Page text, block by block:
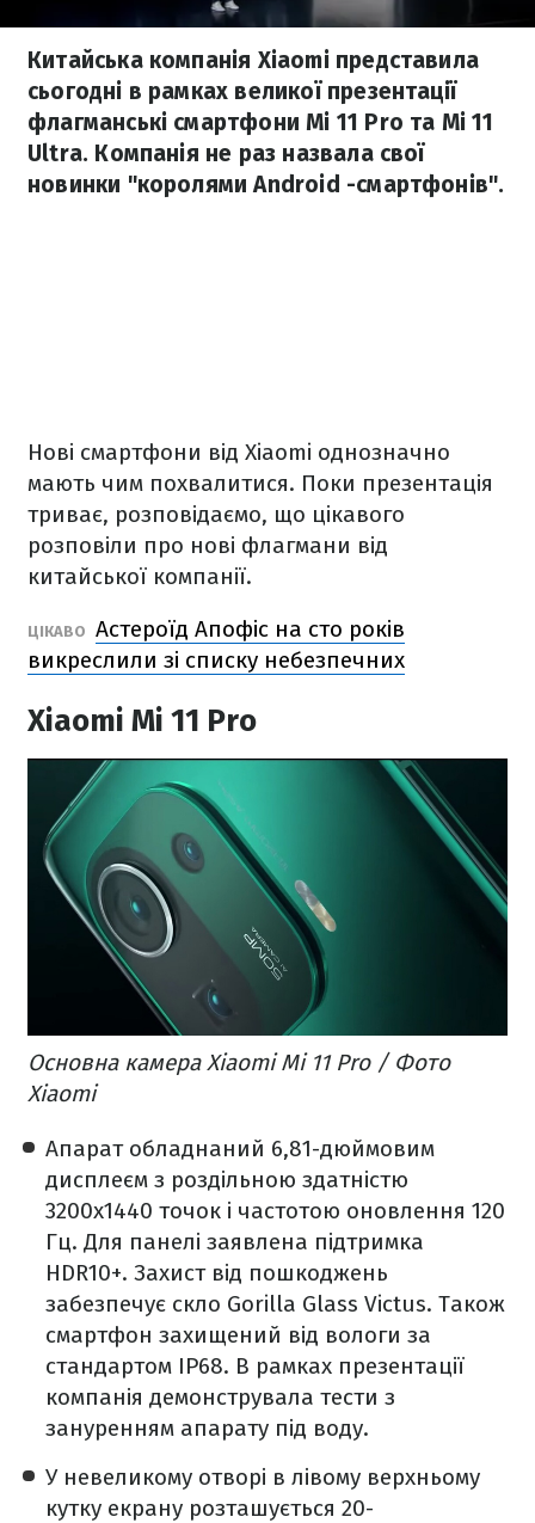
Китайська компанія Xiaomi представила
сьогодні в рамках великої презентації
флагманські смартфони Mi 11 Pro та Mi 11
Ultra. Компанія не раз назвала свої
новинки "королями Android -смартфонів".
Нові смартфони від Xiaomi однозначно
мають чим похвалитися. Поки презентація
триває, розповідаємо, що цікавого
розповіли про нові флагмани від
китайської компанії.
ЦІКАВО Астероїд Апофіс на сто років
викреслили зі списку небезпечних
Xiaomi Mi 11 Pro
Основна камера Xiaomi Mi 11 Pro / Фото
Xiaomi
Апарат обладнаний 6,81-дюймовим
дисплеєм з роздільною здатністю
3200х1440 точок і частотою оновлення 120
Гц. Для панелі заявлена підтримка
HDR10+. Захист від пошкоджень
забезпечує скло Gorilla Glass Victus. Також
смартфон захищений від вологи за
стандартом IP68. В рамках презентації
компанія демонструвала тести з
зануренням апарату під воду.
У невеликому отворі в лівому верхньому
кутку екрану розташується 20-